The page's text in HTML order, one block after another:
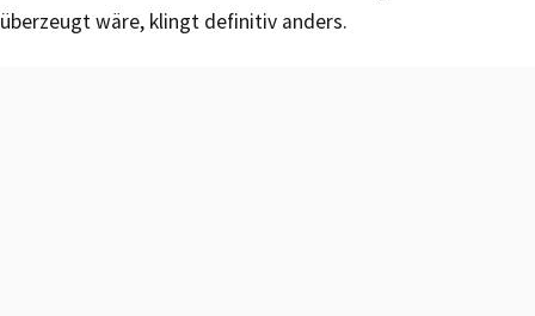
überzeugt wäre, klingt definitiv anders.